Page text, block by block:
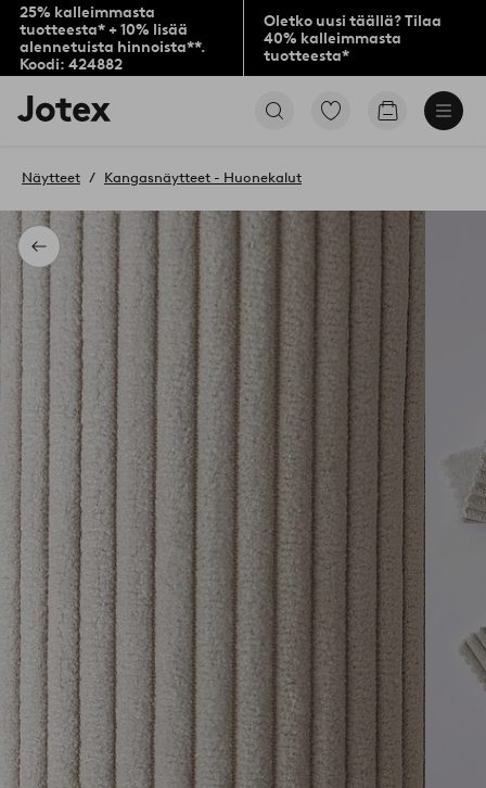
25% kalleimmasta
tuotteesta* + 10% lisää
alennetuista hinnoista**.
Koodi: 424882
Oletko uusi täällä? Tilaa
40% kalleimmasta
tuotteesta*
Jotex-
logo
aloitussivulle
Siirry
Siirry
Takaisin
Näytteet Kangasnäytteet - Huonekalut